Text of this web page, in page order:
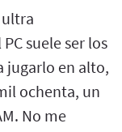
suele ser los
jugarlo en alto,
ochenta, un
No me